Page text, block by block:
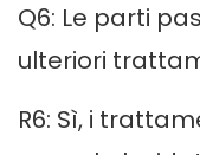
Q6: Le parti
ulteriori
R6: Sì, i